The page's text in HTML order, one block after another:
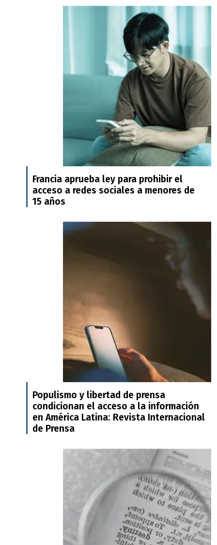
Francia aprueba ley para prohibir el
acceso a redes sociales a menores de
15 años
Populismo y libertad de prensa
condicionan el acceso a la información
en América Latina: Revista Internacional
de Prensa